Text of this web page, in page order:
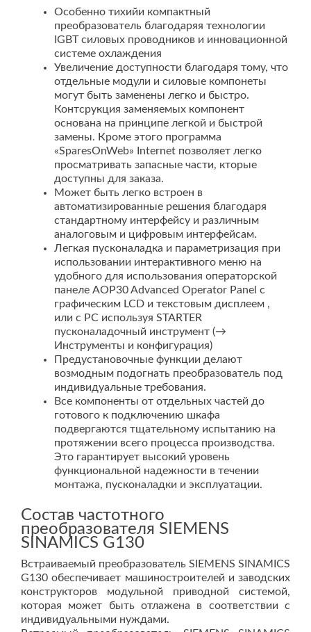
Особенно тихийи компактный
преобразователь благодаряя технологии
IGBT силовых проводников и инновационной
системе охлаждения
Увеличение доступности благодаря тому, что
отдельные модули и силовые компонеты
могут быть заменены легко и быстро.
Контсрукция заменяемых компонент
основана на принципе легкой и быстрой
замены. Кроме этого программа
«SparesOnWeb» Internet позволяет легко
просматривать запасные части, кторые
доступны для заказа.
Может быть легко встроен в
автоматизированные решения благодаря
стандартному интерфейсу и различным
аналоговым и цифровым интерфейсам.
Легкая пусконаладка и параметризация при
использовании интерактивного меню на
удобного для использования операторской
панеле AOP30 Advanced Operator Panel с
графическим LCD и текстовым дисплеем ,
или с PC используя STARTER
пусконаладочный инструмент (→
Инструменты и конфигурация)
Предустановочные функции делают
возмодным подогнать преобразователь под
индивидуальные требования.
Все компоненты от отдельных частей до
готового к подключению шкафа
подвергаются тщательному испытанию на
протяжении всего процесса производства.
Это гарантирует высокий уровень
функциональной надежности в течении
монтажа, пусконаладки и эксплуатации.
Состав частотного
преобразователя SIEMENS
SINAMICS G130
Встраиваемый преобразователь SIEMENS SINAMICS
G130 обеспечивает машиностроителей и заводских
конструкторов модульной приводной системой,
которая может быть отлажена в соответствии с
индивидуальными нуждами.